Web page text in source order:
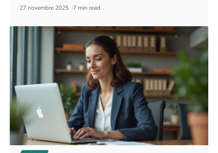
27 novembre 2025 7 min read